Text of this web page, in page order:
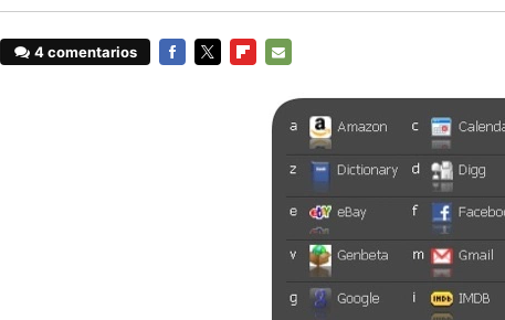
4 comentarios
MAIL